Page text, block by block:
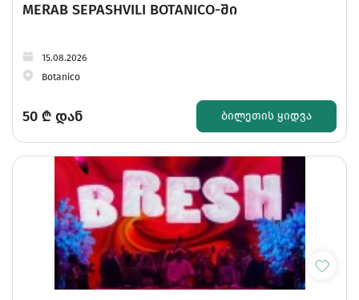
MERAB SEPASHVILI BOTANICO-ში
15.08.2026
Botanico
50 ₾ დან ᲑᲘᲚᲔᲗᲘᲡ ᲧᲘᲓᲕᲐ